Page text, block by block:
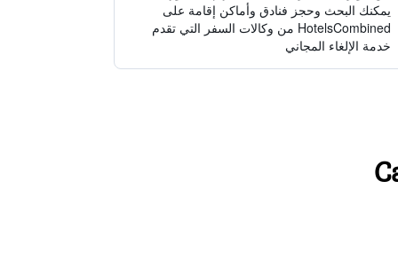
يمكنك البحث وحجز فنادق وأماكن إقامة على
HotelsCombined من وكالات السفر التي تقدم
خدمة الإلغاء المجاني